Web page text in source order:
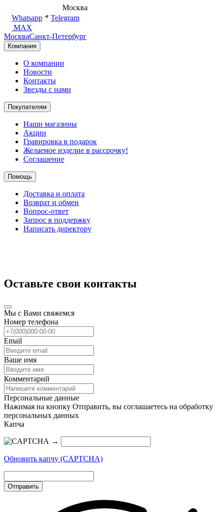
Москва
Whatsapp
Telegram
MAX
МоскваСанкт-Петербург
Компания
О компании
Новости
Контакты
Звезды с нами
Покупателям
Наши магазины
Акции
Гравировка в подарок
Желаемое изделие в рассрочку!
Соглашение
Помощь
Доставка и оплата
Возврат и обмен
Вопрос-ответ
Запрос в поддержку
Написать директору
Оставьте свои контакты
Мы с Вами свяжемся
Номер телефона
Email
Ваше имя
Комментарий
Персональные данные
Нажимая на кнопку Отправить, вы соглашаетесь на обработку
персональных данных
Капча
→
Обновить капчу (CAPTCHA)
Отправить